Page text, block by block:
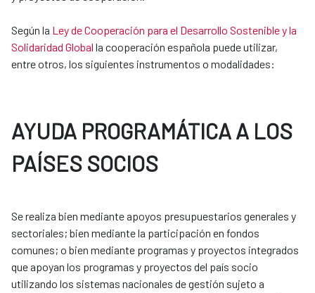
Según la Ley de Cooperación para el Desarrollo Sostenible y la
Solidaridad Global la cooperación española puede utilizar,
entre otros, los siguientes instrumentos o modalidades:
AYUDA PROGRAMÁTICA A LOS
PAÍSES SOCIOS
Se realiza bien mediante apoyos presupuestarios generales y
sectoriales; bien mediante la participación en fondos
comunes; o bien mediante programas y proyectos integrados
que apoyan los programas y proyectos del país socio
utilizando los sistemas nacionales de gestión sujeto a